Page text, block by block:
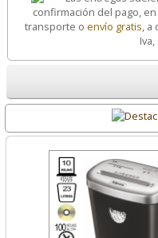
confirmación del pago,
transporte o envío gratis ,